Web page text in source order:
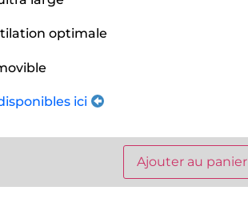
optimale
ici
Ajouter au panier